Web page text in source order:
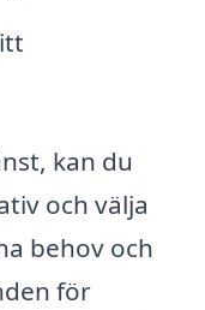
kan du
och välja
behov och
för